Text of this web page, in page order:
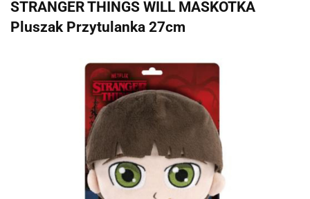
STRANGER THINGS WILL MASKOTKA
Pluszak Przytulanka 27cm